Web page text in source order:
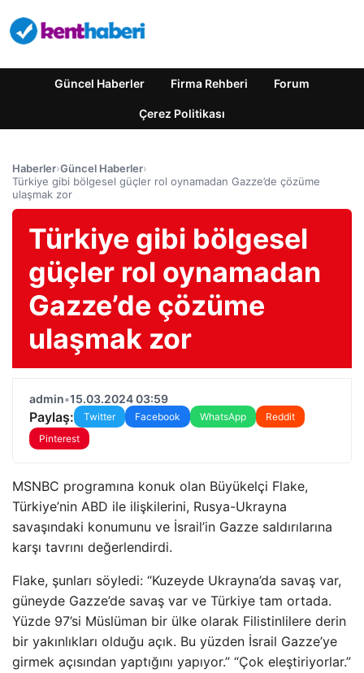
Güncel Haberler Firma Rehberi Forum
Çerez Politikası
Haberler›Güncel Haberler›
Türkiye gibi bölgesel güçler rol oynamadan Gazze’de çözüme
ulaşmak zor
Türkiye gibi bölgesel
güçler rol oynamadan
Gazze’de çözüme
ulaşmak zor
admin•15.03.2024 03:59
Paylaş: Twitter Facebook WhatsApp
Reddit
Pinterest
MSNBC programına konuk olan Büyükelçi Flake,
Türkiye’nin ABD ile ilişkilerini, Rusya-Ukrayna
savaşındaki konumunu ve İsrail’in Gazze saldırılarına
karşı tavrını değerlendirdi.
Flake, şunları söyledi: “Kuzeyde Ukrayna’da savaş var,
güneyde Gazze’de savaş var ve Türkiye tam ortada.
Yüzde 97’si Müslüman bir ülke olarak Filistinlilere derin
bir yakınlıkları olduğu açık. Bu yüzden İsrail Gazze’ye
girmek açısından yaptığını yapıyor.” “Çok eleştiriyorlar.”